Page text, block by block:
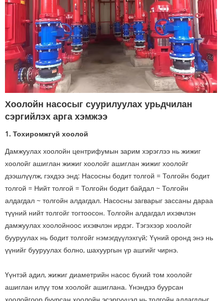
Хоолойн насосыг суурилуулах урьдчилан
сэргийлэх арга хэмжээ
1. Тохиромжгүй хоолой
Дамжуулах хоолойн центрифумын зарим хэрэглээ нь жижиг
хоолойг ашиглан жижиг хоолойг ашиглан жижиг хоолойг
дээшлүүлж, гэхдээ энд: Насосны бодит толгой = Толгойн бодит
толгой = Нийт толгой = Толгойн бодит байдал ~ Толгойн
алдагдал ~ толгойн алдагдал. Насосны загварыг зассаны дараа
түүний нийт толгойг тогтоосон. Толгойн алдагдал ихэвчлэн
дамжуулах хоолойноос ихэвчлэн ирдэг. Тэгэхээр хоолойг
бууруулах нь бодит толгойг нэмэгдүүлэхгүй; Үүний оронд энэ нь
үүнийг бууруулах болно, шахуургын үр ашгийг чирнэ.
Үүнтэй адил, жижиг диаметрийн насос бүхий том хоолойг
ашиглан илүү том хоолойг ашиглана. Үнэндээ буурсан